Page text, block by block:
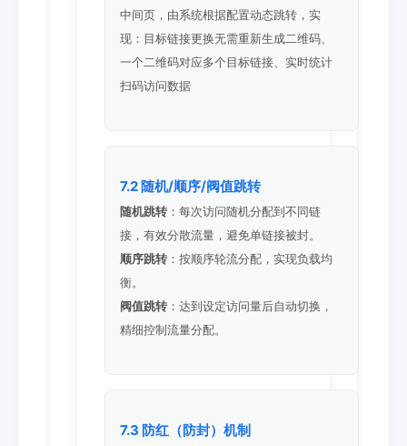
中间页，由系统根据配置动态跳转，实
现：目标链接更换无需重新生成二维码、
一个二维码对应多个目标链接、实时统计
扫码访问数据
7.2 随机/顺序/阀值跳转
随机跳转 ：每次访问随机分配到不同链
接，有效分散流量，避免单链接被封。
顺序跳转 ：按顺序轮流分配，实现负载均
衡。
阀值跳转 ：达到设定访问量后自动切换，
精细控制流量分配。
7.3 防红（防封）机制